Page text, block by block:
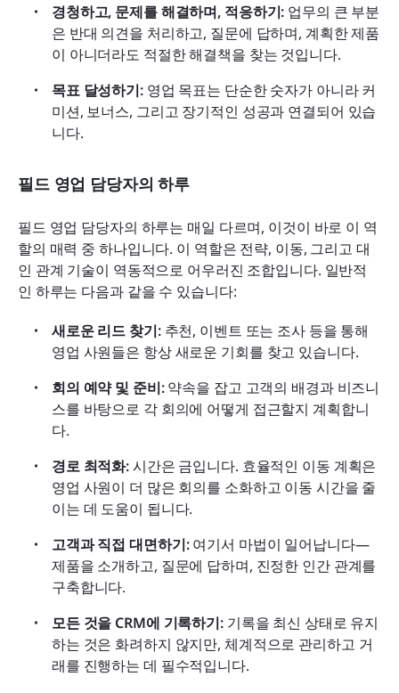
경청하고, 문제를 해결하며, 적응하기: 업무의 큰 부분
은 반대 의견을 처리하고, 질문에 답하며, 계획한 제품
이 아니더라도 적절한 해결책을 찾는 것입니다.
목표 달성하기: 영업 목표는 단순한 숫자가 아니라 커
미션, 보너스, 그리고 장기적인 성공과 연결되어 있습
니다.
필드 영업 담당자의 하루
필드 영업 담당자의 하루는 매일 다르며, 이것이 바로 이 역
할의 매력 중 하나입니다. 이 역할은 전략, 이동, 그리고 대
인 관계 기술이 역동적으로 어우러진 조합입니다. 일반적
인 하루는 다음과 같을 수 있습니다:
새로운 리드 찾기: 추천, 이벤트 또는 조사 등을 통해
영업 사원들은 항상 새로운 기회를 찾고 있습니다.
회의 예약 및 준비: 약속을 잡고 고객의 배경과 비즈니
스를 바탕으로 각 회의에 어떻게 접근할지 계획합니
다.
경로 최적화: 시간은 금입니다. 효율적인 이동 계획은
영업 사원이 더 많은 회의를 소화하고 이동 시간을 줄
이는 데 도움이 됩니다.
고객과 직접 대면하기: 여기서 마법이 일어납니다—
제품을 소개하고, 질문에 답하며, 진정한 인간 관계를
구축합니다.
모든 것을 CRM에 기록하기: 기록을 최신 상태로 유지
하는 것은 화려하지 않지만, 체계적으로 관리하고 거
래를 진행하는 데 필수적입니다.